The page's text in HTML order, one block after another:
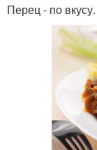
Перец - по вкусу.